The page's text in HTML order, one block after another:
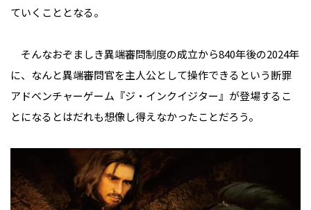
ていくこととなる。
そんなおぞましき異端審問制度の成立から840年後の2024年
に、なんと異端審問官を主人公として操作できるという断罪
アドベンチャーゲーム『ジ・インクイジター』が登場するこ
とになるとはだれも想像し得えなかったことだろう。